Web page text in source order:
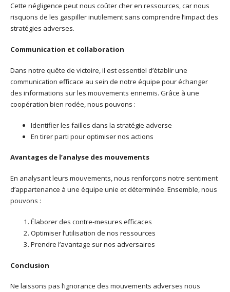
Cette négligence peut nous coûter cher en ressources, car nous
risquons de les gaspiller inutilement sans comprendre l’impact des
stratégies adverses.
Communication et collaboration
Dans notre quête de victoire, il est essentiel d’établir une
communication efficace au sein de notre équipe pour échanger
des informations sur les mouvements ennemis. Grâce à une
coopération bien rodée, nous pouvons :
Identifier les failles dans la stratégie adverse
En tirer parti pour optimiser nos actions
Avantages de l’analyse des mouvements
En analysant leurs mouvements, nous renforçons notre sentiment
d’appartenance à une équipe unie et déterminée. Ensemble, nous
pouvons :
Élaborer des contre-mesures efficaces
Optimiser l’utilisation de nos ressources
Prendre l’avantage sur nos adversaires
Conclusion
Ne laissons pas l’ignorance des mouvements adverses nous